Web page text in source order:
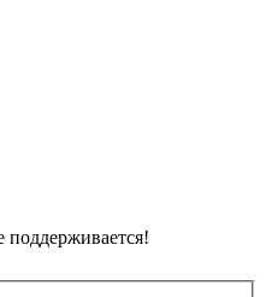
поддерживается!